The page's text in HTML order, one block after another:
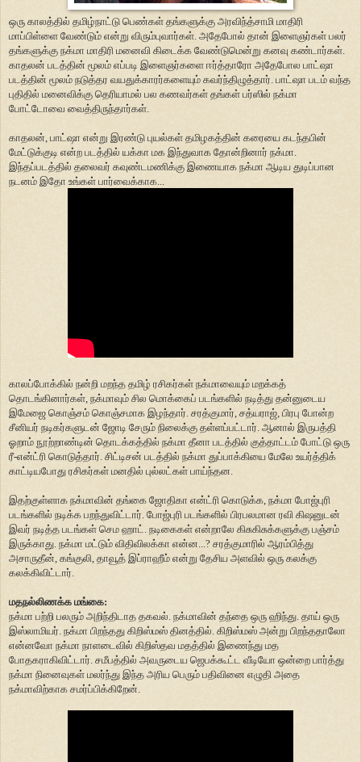
ஒரு காலத்தில் தமிழ்நாட்டு பெண்கள் தங்களுக்கு அரவிந்த்சாமி மாதிரி
மாப்பிள்ளை வேண்டும் என்று விரும்புவார்கள். அதேபோல் தான் இளைஞர்கள் பலர்
தங்களுக்கு நக்மா மாதிரி மனைவி கிடைக்க வேண்டுமென்று கனவு கண்டார்கள்.
காதலன் படத்தின் மூலம் எப்படி இளைஞர்களை ஈர்த்தாரோ அதேபோல பாட்ஷா
படத்தின் மூலம் நடுத்தர வயதுக்காரர்களையும் கவர்ந்திழுத்தார். பாட்ஷா படம் வந்த
புதிதில் மனைவிக்கு தெரியாமல் பல கணவர்கள் தங்கள் பர்ஸில் நக்மா
போட்டோவை வைத்திருந்தார்கள்.
காதலன், பாட்ஷா என்று இரண்டு புயல்கள் தமிழகத்தின் கரையை கடந்தபின்
மேட்டுக்குடி என்ற படத்தில் யக்கா மக இந்துவாக தோன்றினார் நக்மா.
இந்தப்படத்தில் தலைவர் கவுண்டமணிக்கு இணையாக நக்மா ஆடிய துடிப்பான
நடனம் இதோ உங்கள் பார்வைக்காக...
காலப்போக்கில் நன்றி மறந்த தமிழ் ரசிகர்கள் நக்மாவையும் மறக்கத்
தொடங்கினார்கள், நக்மாவும் சில மொக்கைப் படங்களில் நடித்து தன்னுடைய
இமேஜை கொஞ்சம் கொஞ்சமாக இழந்தார். சரத்குமார், சத்யராஜ், பிரபு போன்ற
சீனியர் நடிகர்களுடன் ஜோடி சேரும் நிலைக்கு தள்ளப்பட்டார். ஆனால் இருபத்தி
ஓறாம் நூற்றாண்டின் தொடக்கத்தில் நக்மா தீனா படத்தில் குத்தாட்டம் போட்டு ஒரு
ரீ-என்ட்ரி கொடுத்தார். சிட்டிசன் படத்தில் நக்மா துப்பாக்கியை மேலே உயர்த்திக்
காட்டியபோது ரசிகர்கள் மனதில் புல்லட்கள் பாய்ந்தன.
இதற்குள்ளாக நக்மாவின் தங்கை ஜோதிகா என்ட்ரி கொடுக்க, நக்மா போஜ்புரி
படங்களில் நடிக்க பறந்துவிட்டார். போஜ்புரி படங்களில் பிரபலமான ரவி கிஷனுடன்
இவர் நடித்த படங்கள் செம ஹாட். நடிகைகள் என்றாலே கிசுகிசுக்களுக்கு பஞ்சம்
இருக்காது. நக்மா மட்டும் விதிவிலக்கா என்ன...? சரத்குமாரில் ஆரம்பித்து
அசாருதீன், கங்குலி, தாவூத் இப்ராஹீம் என்று தேசிய அளவில் ஒரு கலக்கு
கலக்கிவிட்டார்.
மதநல்லிணக்க மங்கை:
நக்மா பற்றி பலரும் அறிந்திடாத தகவல். நக்மாவின் தந்தை ஒரு ஹிந்து. தாய் ஒரு
இஸ்லாமியர். நக்மா பிறந்தது கிறிஸ்மஸ் தினத்தில். கிறிஸ்மஸ் அன்று பிறந்ததாலோ
என்னவோ நக்மா நாளடைவில் கிறிஸ்தவ மதத்தில் இணைந்து மத
போதகராகிவிட்டார். சமீபத்தில் அவருடைய ஜெபக்கூட்ட வீடியோ ஒன்றை பார்த்து
நக்மா நினைவுகள் மலர்ந்து இந்த அரிய பெரும் பதிவினை எழுதி அதை
நக்மாவிற்காக சமர்ப்பிக்கிறேன்.